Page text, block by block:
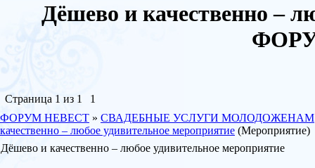
Дёшево и качественно –
Страница 1 из 1
1
ФОРУМ НЕВЕСТ » СВАДЕБНЫЕ УСЛУГИ МОЛОДОЖЕНАМ
качественно – любое удивительное мероприятие (Мероприятие)
Дёшево и качественно – любое удивительное мероприятие